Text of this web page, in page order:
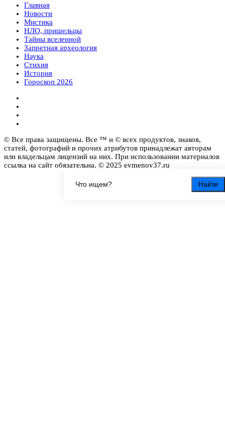
Найти
Главная
Новости
Мистика
НЛО, пришельцы
Тайны вселенной
Запретная археология
Наука
Стихия
История
Гороскоп 2026
© Все права защищены. Все ™ и © всех продуктов, знаков,
статей, фотографий и прочих атрибутов принадлежат авторам
или владельцам лицензий на них. При использовании материалов
ссылка на сайт обязательна. © 2025 evmenov37.ru